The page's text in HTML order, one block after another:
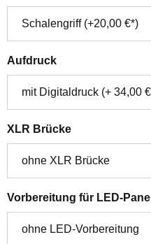
Aufdruckauswählen
XLR Brückeauswählen
Vorbereitung für LED-Panel